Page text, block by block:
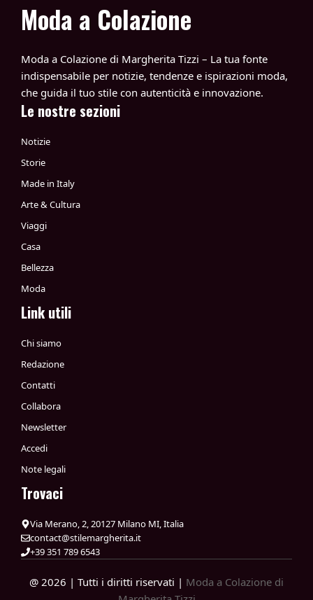
Moda a Colazione
Moda a Colazione di Margherita Tizzi – La tua fonte
indispensabile per notizie, tendenze e ispirazioni moda,
che guida il tuo stile con autenticità e innovazione.
Le nostre sezioni
Notizie
Storie
Made in Italy
Arte & Cultura
Viaggi
Casa
Bellezza
Moda
Link utili
Chi siamo
Redazione
Contatti
Collabora
Newsletter
Accedi
Note legali
Trovaci
Via Merano, 2, 20127 Milano MI, Italia
contact@stilemargherita.it
+39 351 789 6543
@ 2026 | Tutti i diritti riservati | Moda a Colazione di